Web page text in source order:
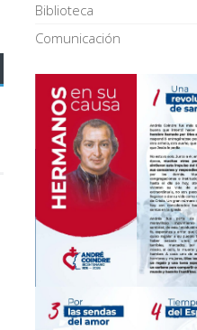
Biblioteca
Comunicación